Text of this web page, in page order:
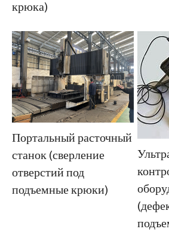
крюка)
Портальный расточный
станок (сверление
отверстий под
подъемные крюки)